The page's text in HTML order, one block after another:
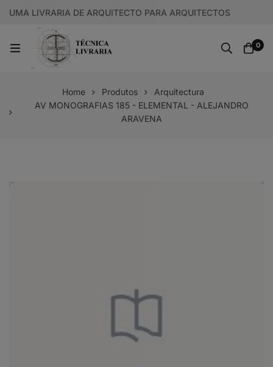
UMA LIVRARIA DE ARQUITECTO PARA ARQUITECTOS
0
Home Produtos
Arquitectura
AV MONOGRAFIAS 185 - ELEMENTAL - ALEJANDRO
ARAVENA